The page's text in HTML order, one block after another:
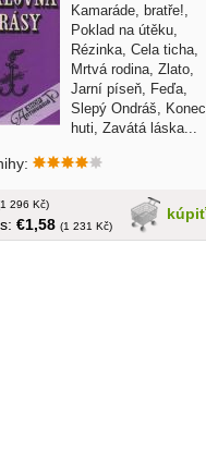
Kamaráde, bratře!,
Poklad na útěku,
Rézinka, Cela ticha,
Mrtvá rodina, Zlato,
Jarní píseň, Feďa,
Slepý Ondráš, Konec
huti, Zavátá láska...
kúpiť
296 Kč)
€1,58 (1 231 Kč)